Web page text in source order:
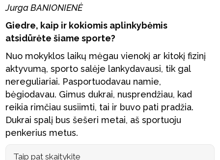
Jurga BANIONIENĖ
Giedre, kaip ir kokiomis aplinkybėmis
atsidūrėte šiame sporte?
Nuo mokyklos laikų mėgau vienokį ar kitokį fizinį
aktyvumą, sporto salėje lankydavausi, tik gal
nereguliariai. Pasportuodavau namie,
bėgiodavau. Gimus dukrai, nusprendžiau, kad
reikia rimčiau susiimti, tai ir buvo pati pradžia.
Dukrai spalį bus šešeri metai, aš sportuoju
penkerius metus.
Taip pat skaitykite